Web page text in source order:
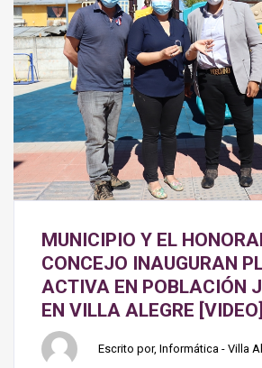
MUNICIPIO Y EL
CONCEJO INAUGURAN
ACTIVA EN POBLACIÓN
EN VILLA ALEGRE [VIDEO]
Escrito por, Informática - Villa